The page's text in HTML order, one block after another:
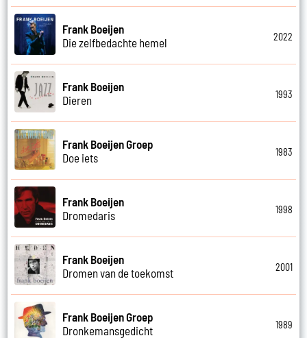
Frank Boeijen
Die zelfbedachte hemel
2022
Frank Boeijen
Dieren
1993
Frank Boeijen Groep
Doe iets
1983
Frank Boeijen
Dromedaris
1998
Frank Boeijen
Dromen van de toekomst
2001
Frank Boeijen Groep
Dronkemansgedicht
1989